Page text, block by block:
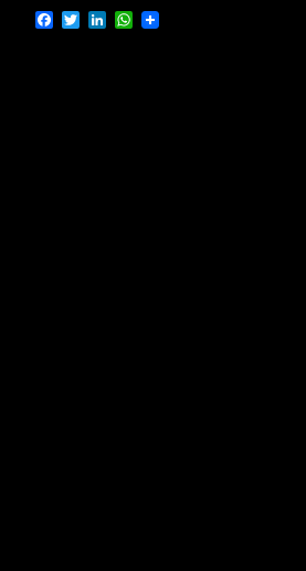
Facebook
TwitterLinkedInWhatsApp